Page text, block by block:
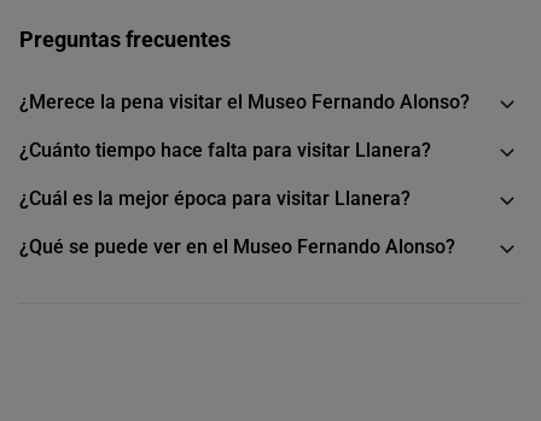
Preguntas frecuentes
¿Merece la pena visitar el Museo Fernando Alonso?
¿Cuánto tiempo hace falta para visitar Llanera?
¿Cuál es la mejor época para visitar Llanera?
¿Qué se puede ver en el Museo Fernando Alonso?